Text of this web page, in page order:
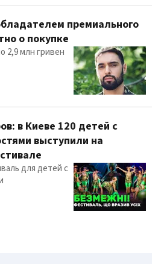
премиального
о покупке
2,9 млн гривен
в Киеве 120 детей с
выступили на
для детей с